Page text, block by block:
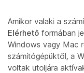
Amikor valaki a
Elérhető formában
Windows vagy Mac
számítógépüktől, a
voltak utoljára